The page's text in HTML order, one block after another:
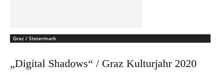
Graz / Steiermark
„Digital Shadows“ / Graz Kulturjahr 2020